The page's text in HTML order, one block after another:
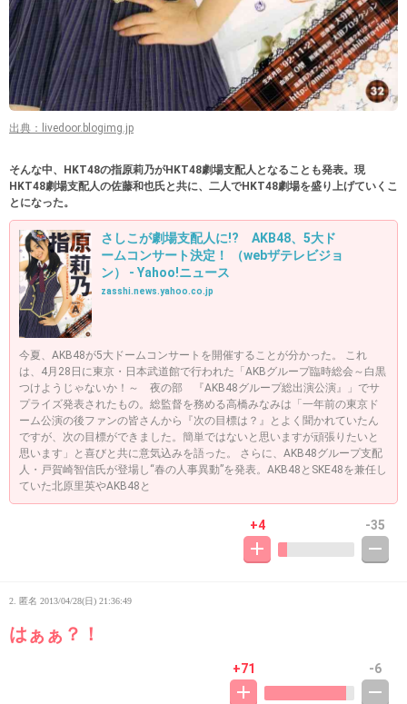
出典：livedoor.blogimg.jp
そんな中、HKT48の指原莉乃がHKT48劇場支配人となることも発表。現
HKT48劇場支配人の佐藤和也氏と共に、二人でHKT48劇場を盛り上げていくこ
とになった。
さしこが劇場支配人に!? AKB48、5大ド
ームコンサート決定！ （webザテレビジョ
ン） - Yahoo!ニュース
zasshi.news.yahoo.co.jp
今夏、AKB48が5大ドームコンサートを開催することが分かった。 これ
は、4月28日に東京・日本武道館で行われた「AKBグループ臨時総会～白黒
つけようじゃないか！～ 夜の部 『AKB48グループ総出演公演』」でサ
プライズ発表されたもの。総監督を務める高橋みなみは「一年前の東京ド
ーム公演の後ファンの皆さんから『次の目標は？』とよく聞かれていたん
ですが、次の目標ができました。簡単ではないと思いますが頑張りたいと
思います」と喜びと共に意気込みを語った。 さらに、AKB48グループ支配
人・戸賀崎智信氏が登場し“春の人事異動”を発表。AKB48とSKE48を兼任し
ていた北原里英やAKB48と
+4 -35
2. 匿名 2013/04/28(日) 21:36:49
はぁぁ？！
+71 -6